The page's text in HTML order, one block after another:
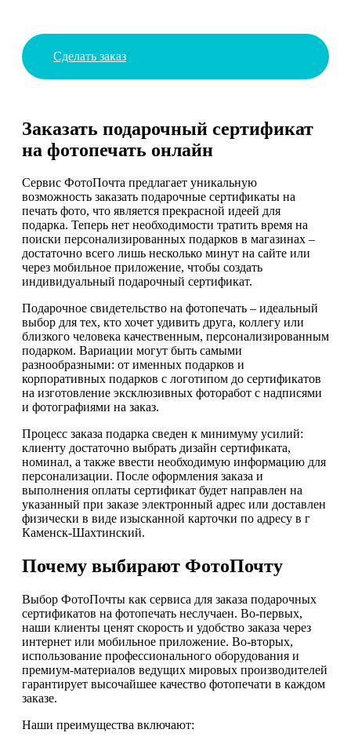
Сделать заказ
Заказать подарочный сертификат
на фотопечать онлайн
Сервис ФотоПочта предлагает уникальную
возможность заказать подарочные сертификаты на
печать фото, что является прекрасной идеей для
подарка. Теперь нет необходимости тратить время на
поиски персонализированных подарков в магазинах –
достаточно всего лишь несколько минут на сайте или
через мобильное приложение, чтобы создать
индивидуальный подарочный сертификат.
Подарочное свидетельство на фотопечать – идеальный
выбор для тех, кто хочет удивить друга, коллегу или
близкого человека качественным, персонализированным
подарком. Вариации могут быть самыми
разнообразными: от именных подарков и
корпоративных подарков с логотипом до сертификатов
на изготовление эксклюзивных фоторабот с надписями
и фотографиями на заказ.
Процесс заказа подарка сведен к минимуму усилий:
клиенту достаточно выбрать дизайн сертификата,
номинал, а также ввести необходимую информацию для
персонализации. После оформления заказа и
выполнения оплаты сертификат будет направлен на
указанный при заказе электронный адрес или доставлен
физически в виде изысканной карточки по адресу в г
Каменск-Шахтинский.
Почему выбирают ФотоПочту
Выбор ФотоПочты как сервиса для заказа подарочных
сертификатов на фотопечать неслучаен. Во-первых,
наши клиенты ценят скорость и удобство заказа через
интернет или мобильное приложение. Во-вторых,
использование профессионального оборудования и
премиум-материалов ведущих мировых производителей
гарантирует высочайшее качество фотопечати в каждом
заказе.
Наши преимущества включают: